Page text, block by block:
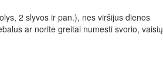
2 slyvos ir pan.), nes viršijus dienos
ar norite greitai numesti svorio, vaisių